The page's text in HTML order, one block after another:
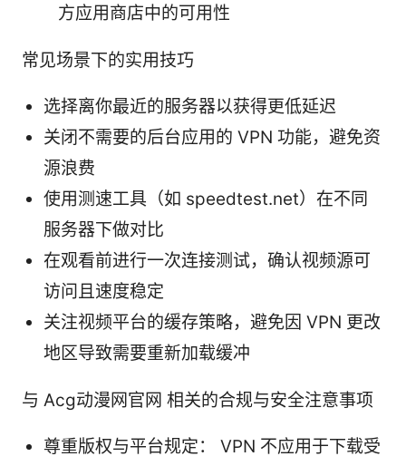
方应用商店中的可用性
常见场景下的实用技巧
选择离你最近的服务器以获得更低延迟
关闭不需要的后台应用的 VPN 功能，避免资
源浪费
使用测速工具（如 speedtest.net）在不同
服务器下做对比
在观看前进行一次连接测试，确认视频源可
访问且速度稳定
关注视频平台的缓存策略，避免因 VPN 更改
地区导致需要重新加载缓冲
与 Acg动漫网官网 相关的合规与安全注意事项
尊重版权与平台规定： VPN 不应用于下载受